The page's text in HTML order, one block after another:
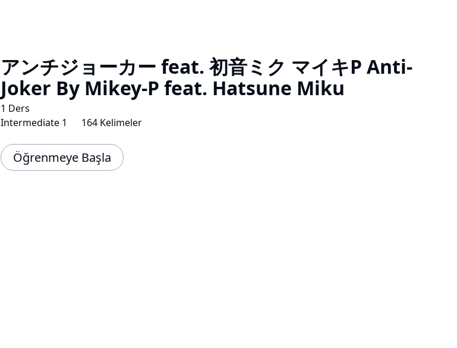
アンチジョーカー feat. 初音ミク マイキP Anti-
Joker By Mikey-P feat. Hatsune Miku
1 Ders
Intermediate 1
164 Kelimeler
Öğrenmeye Başla